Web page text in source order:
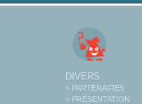
DIVERS
> PARTENAIRES
> PRÉSENTATION